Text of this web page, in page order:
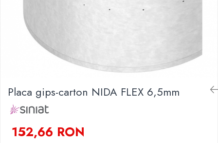
Ipsos si Pasta Imbinare
Ipsos Adeziv Gips Carton
Profile Gips Carton
Placa gips-carton NIDA FLEX 6,5mm
152,66 RON